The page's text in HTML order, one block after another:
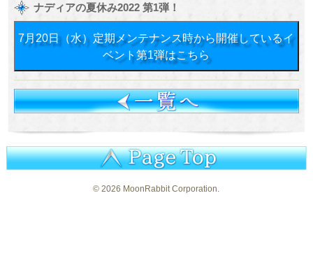
ナディアの夏休み2022 第1弾！
7月20日（水）定期メンテナンス時から開催しているイ
ベント第1弾はこちら
©2026 MoonRabbit Corporation.